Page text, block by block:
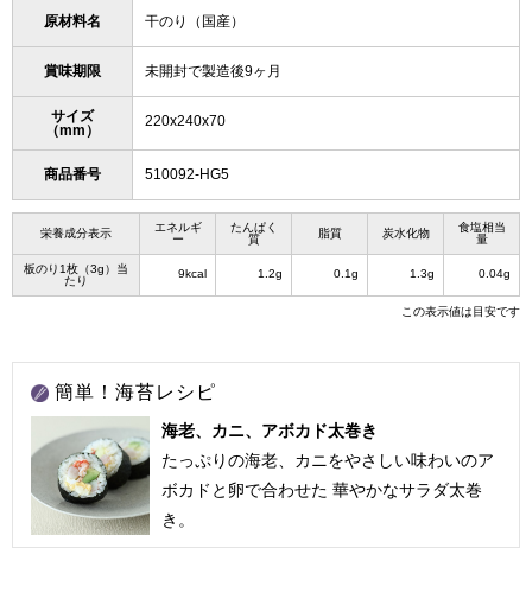
原材料名 干のり（国産）
賞味期限 未開封で製造後9ヶ月
サイズ
（mm）
220x240x70
商品番号 510092-HG5
栄養成分表示
エネルギ
ー
たんぱく
質
脂質 炭水化物
食塩相当
量
板のり1枚（3g）当
たり
9kcal 1.2g 0.1g 1.3g 0.04g
この表示値は目安です
簡単！海苔レシピ
海老、カニ、アボカド太巻き
たっぷりの海老、カニをやさしい味わいのア
ボカドと卵で合わせた 華やかなサラダ太巻
き。